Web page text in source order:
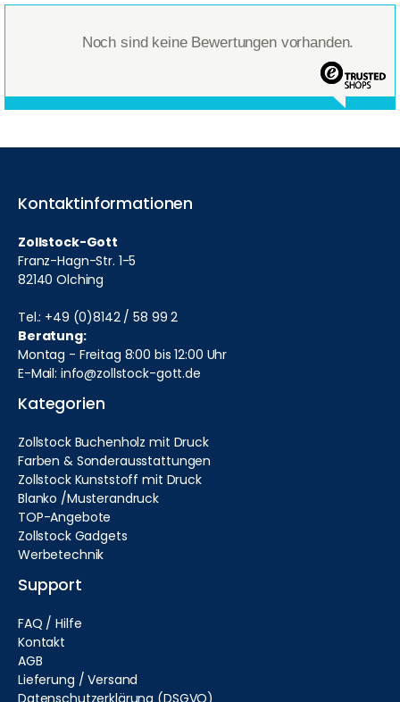
Noch sind keine Bewertungen vorhanden.
Kontaktinformationen
Zollstock-Gott
Franz-Hagn-Str. 1-5
82140 Olching
Tel.: +49 (0)8142 / 58 99 2
Beratung:
Montag - Freitag 8:00 bis 12:00 Uhr
E-Mail: info@zollstock-gott.de
Kategorien
Zollstock Buchenholz mit Druck
Farben & Sonderausstattungen
Zollstock Kunststoff mit Druck
Blanko /Musterandruck
TOP-Angebote
Zollstock Gadgets
Werbetechnik
Support
FAQ / Hilfe
Kontakt
AGB
Lieferung / Versand
Datenschutzerklärung (DSGVO)